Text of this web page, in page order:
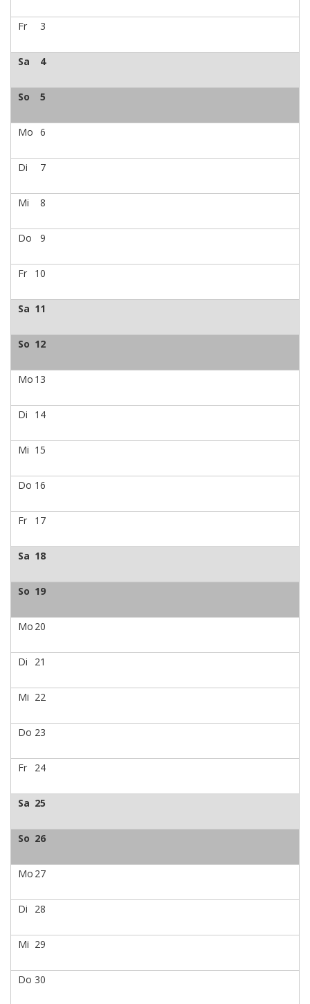
Fr 3
Sa 4
So 5
Mo 6
Di 7
Mi 8
Do 9
Fr 10
Sa 11
So 12
Mo 13
Di 14
Mi 15
Do 16
Fr 17
Sa 18
So 19
Mo 20
Di 21
Mi 22
Do 23
Fr 24
Sa 25
So 26
Mo 27
Di 28
Mi 29
Do 30